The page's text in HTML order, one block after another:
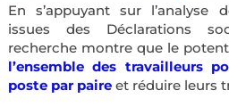
En s’appuyant sur l’analyse
issues des Déclarations
recherche montre que le
l’ensemble des travailleurs
poste par paireet réduire leurs